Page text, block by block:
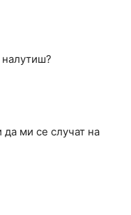
ми се случат на